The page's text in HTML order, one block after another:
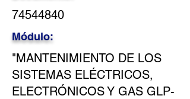
74544840
Módulo:
"MANTENIMIENTO DE LOS
SISTEMAS ELÉCTRICOS,
ELECTRÓNICOS Y GAS GLP-